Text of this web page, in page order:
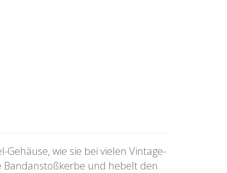
wie sie bei vielen Vintage-
Bandanstoßkerbe und hebelt den